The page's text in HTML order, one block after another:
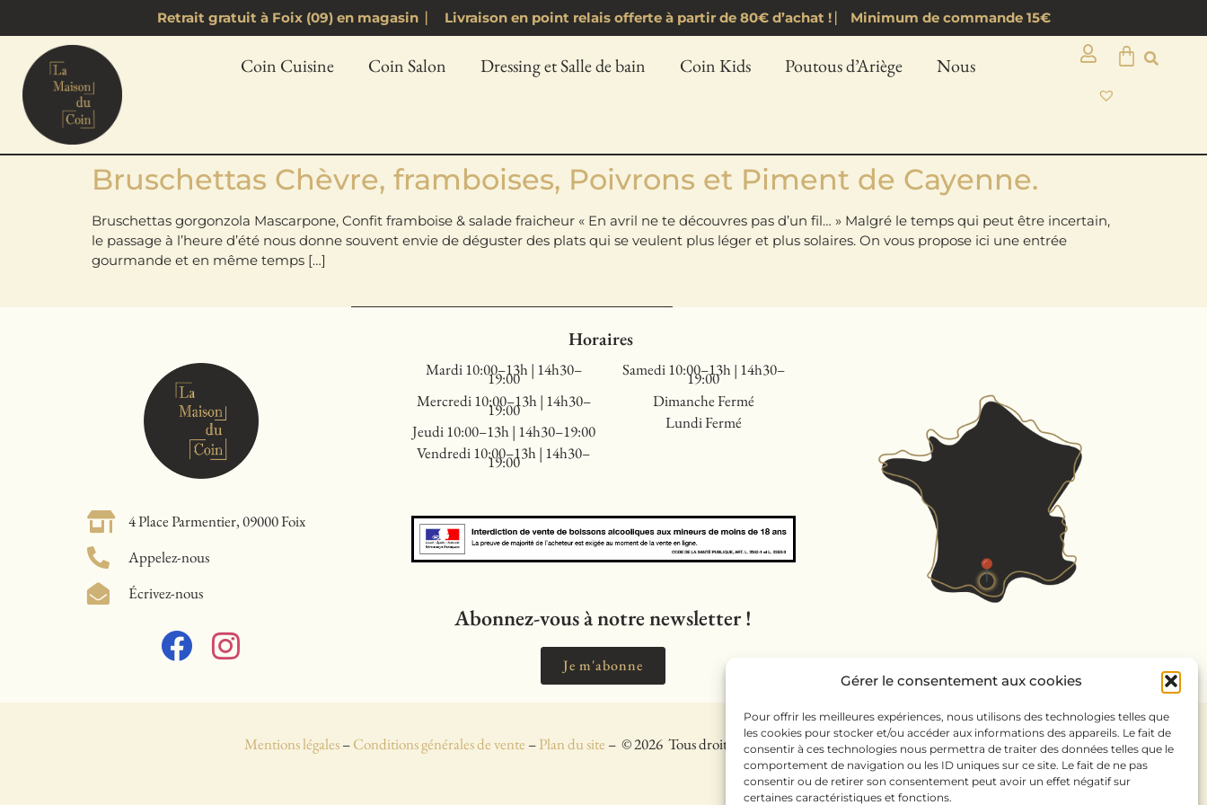
Gérer le consentement aux cookies
Pour offrir les meilleures expériences, nous utilisons des technologies telles que
les cookies pour stocker et/ou accéder aux informations des appareils. Le fait de
consentir à ces technologies nous permettra de traiter des données telles que le
comportement de navigation ou les ID uniques sur ce site. Le fait de ne pas
consentir ou de retirer son consentement peut avoir un effet négatif sur
certaines caractéristiques et fonctions.
Retrait gratuit à Foix (09) en magasin ⎸ Livraison en point relais offerte à partir de 80€ d’achat ! ⎸ Minimum de commande 15€
Coin Cuisine Coin Salon Dressing et Salle de bain Coin Kids Poutous d’Ariège Nous
Bruschettas Chèvre, framboises, Poivrons et Piment de Cayenne.
Bruschettas gorgonzola Mascarpone, Confit framboise & salade fraicheur « En avril ne te découvres pas d’un fil… » Malgré le temps qui peut être incertain,
le passage à l’heure d’été nous donne souvent envie de déguster des plats qui se veulent plus léger et plus solaires. On vous propose ici une entrée
gourmande et en même temps […]
4 Place Parmentier, 09000 Foix
Appelez-nous
Écrivez-nous
Horaires
Mardi 10:00–13h | 14h30–
19:00
Mercredi 10:00–13h | 14h30–
19:00
Jeudi 10:00–13h | 14h30–19:00
Vendredi 10:00–13h | 14h30–
19:00
Samedi 10:00–13h | 14h30–
19:00
Dimanche Fermé
Lundi Fermé
Abonnez-vous à notre newsletter !
Je m'abonne
Mentions légales–Conditions générales de vente –Plan du site – © 2026 Tous droits réservés